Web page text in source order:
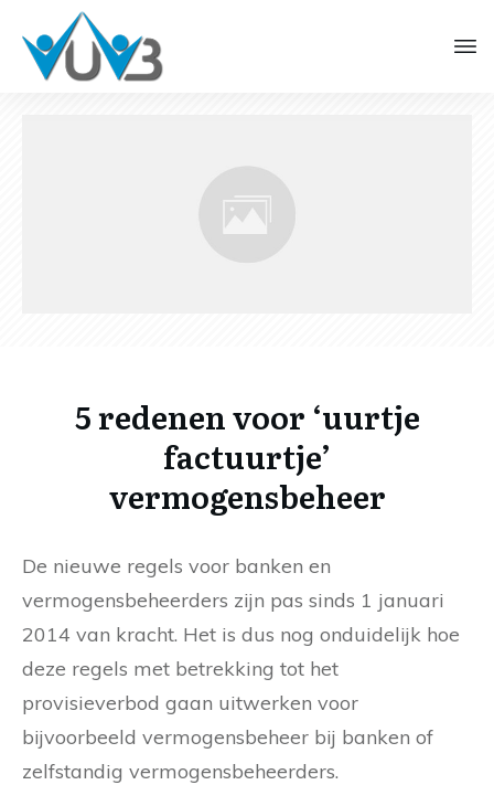
5 redenen voor ‘uurtje
factuurtje’
vermogensbeheer
De nieuwe regels voor banken en
vermogensbeheerders zijn pas sinds 1 januari
2014 van kracht. Het is dus nog onduidelijk hoe
deze regels met betrekking tot het
provisieverbod gaan uitwerken voor
bijvoorbeeld vermogensbeheer bij banken of
zelfstandig vermogensbeheerders.